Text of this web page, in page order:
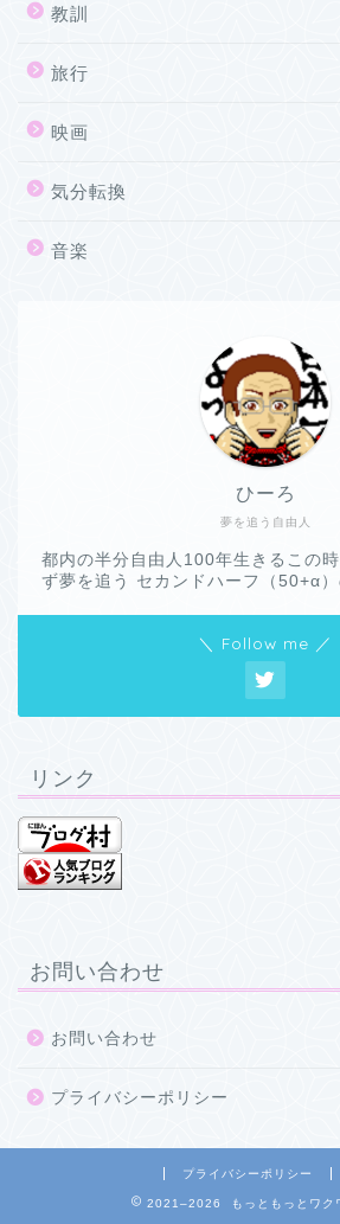
教訓
旅行
映画
気分転換
音楽
夢を追う自由人
ひーろ
都内の半分自由人100年生きるこの
ず夢を追う セカンドハーフ（50+α
＼ Follow me ／
リンク
お問い合わせ
お問い合わせ
プライバシーポリシー
プライバシーポリシー
2021–2026 もっともっとワク